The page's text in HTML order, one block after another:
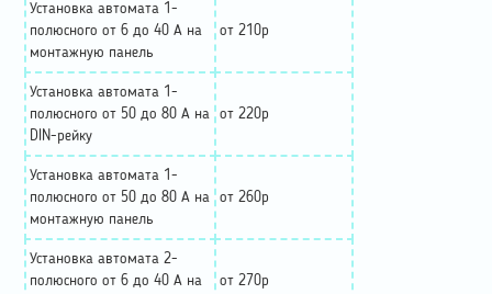
Установка автомата 1-
полюсного от 6 до 40 А на
монтажную панель
от 210р
Установка автомата 1-
полюсного от 50 до 80 А на
DIN-рейку
от 220р
Установка автомата 1-
полюсного от 50 до 80 А на
монтажную панель
от 260р
Установка автомата 2-
полюсного от 6 до 40 А на
от 270р